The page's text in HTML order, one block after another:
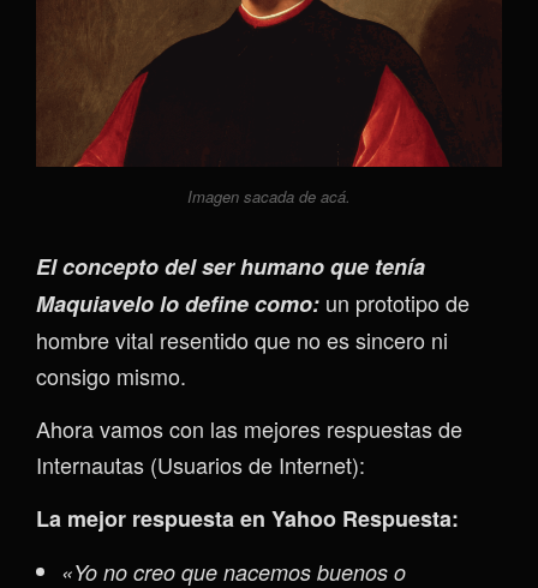
Imagen sacada de acá.
El concepto del ser humano que tenía
Maquiavelo lo define como: un prototipo de
hombre vital resentido que no es sincero ni
consigo mismo.
Ahora vamos con las mejores respuestas de
Internautas (Usuarios de Internet):
La mejor respuesta en Yahoo Respuesta:
«Yo no creo que nacemos buenos o